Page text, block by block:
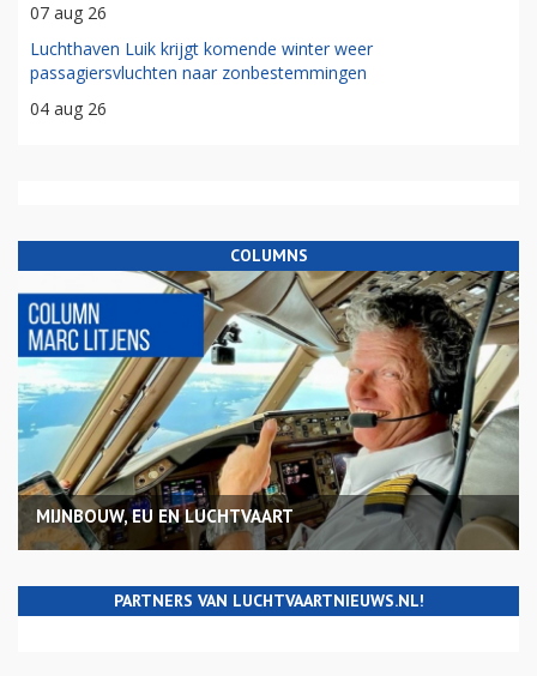
07 aug 26
Luchthaven Luik krijgt komende winter weer
passagiersvluchten naar zonbestemmingen
04 aug 26
COLUMNS
MIJNBOUW, EU EN LUCHTVAART
PARTNERS VAN LUCHTVAARTNIEUWS.NL!